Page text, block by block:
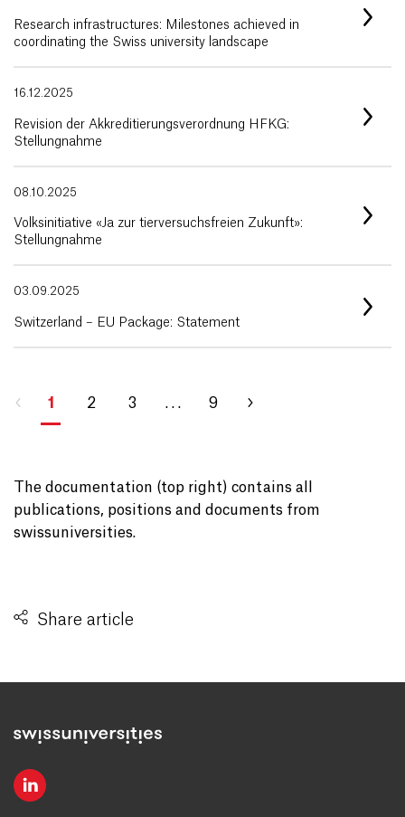
Research infrastructures: Milestones achieved in
coordinating the Swiss university landscape
16.12.2025
Revision der Akkreditierungsverordnung HFKG:
Stellungnahme
08.10.2025
Volksinitiative «Ja zur tierversuchsfreien Zukunft»:
Stellungnahme
03.09.2025
Switzerland – EU Package: Statement
1 2 3 . . . 9
The documentation (top right) contains all
publications, positions and documents from
swissuniversities.
Share article